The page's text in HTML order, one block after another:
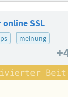
SSL
meinung